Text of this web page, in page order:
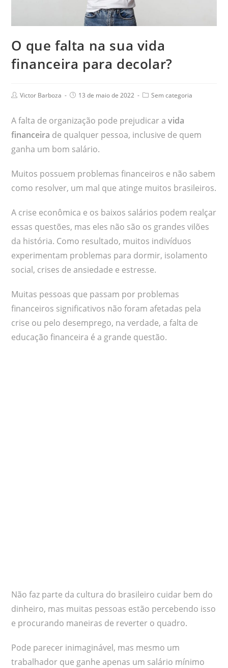
O que falta na sua vida
financeira para decolar?
Victor Barboza 13 de maio de 2022 Sem categoria
A falta de organização pode prejudicar avida
financeira de qualquer pessoa, inclusive de quem
ganha um bom salário.
Muitos possuem problemas financeiros e não sabem
como resolver, um mal que atinge muitos brasileiros.
A crise econômica e os baixos salários podem realçar
essas questões, mas eles não são os grandes vilões
da história. Como resultado, muitos indivíduos
experimentam problemas para dormir, isolamento
social, crises de ansiedade e estresse.
Muitas pessoas que passam por problemas
financeiros significativos não foram afetadas pela
crise ou pelo desemprego, na verdade, a falta de
educação financeira é a grande questão.
Não faz parte da cultura do brasileiro cuidar bem do
dinheiro, mas muitas pessoas estão percebendo isso
e procurando maneiras de reverter o quadro.
Pode parecer inimaginável, mas mesmo um
trabalhador que ganhe apenas um salário mínimo